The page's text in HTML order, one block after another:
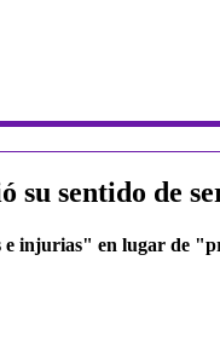
sentido de
e injurias" en lugar de